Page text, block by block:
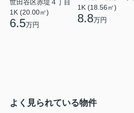
世田谷区赤堤４丁目
1K (20.00㎡)
6.5万円
1K (18.56㎡)
8.8万円
よく見られている物件